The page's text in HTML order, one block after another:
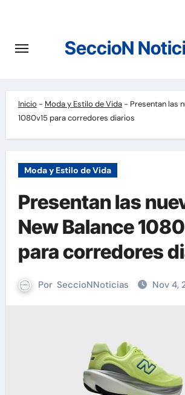
contenido
SeccioN
Inicio - Moda y Estilo de Vida- Presentan las
1080v15 para corredores diarios
Moda y Estilo de Vida
Presentan las
New Balance
para corredores
Por SeccioNNoticias Nov 4,